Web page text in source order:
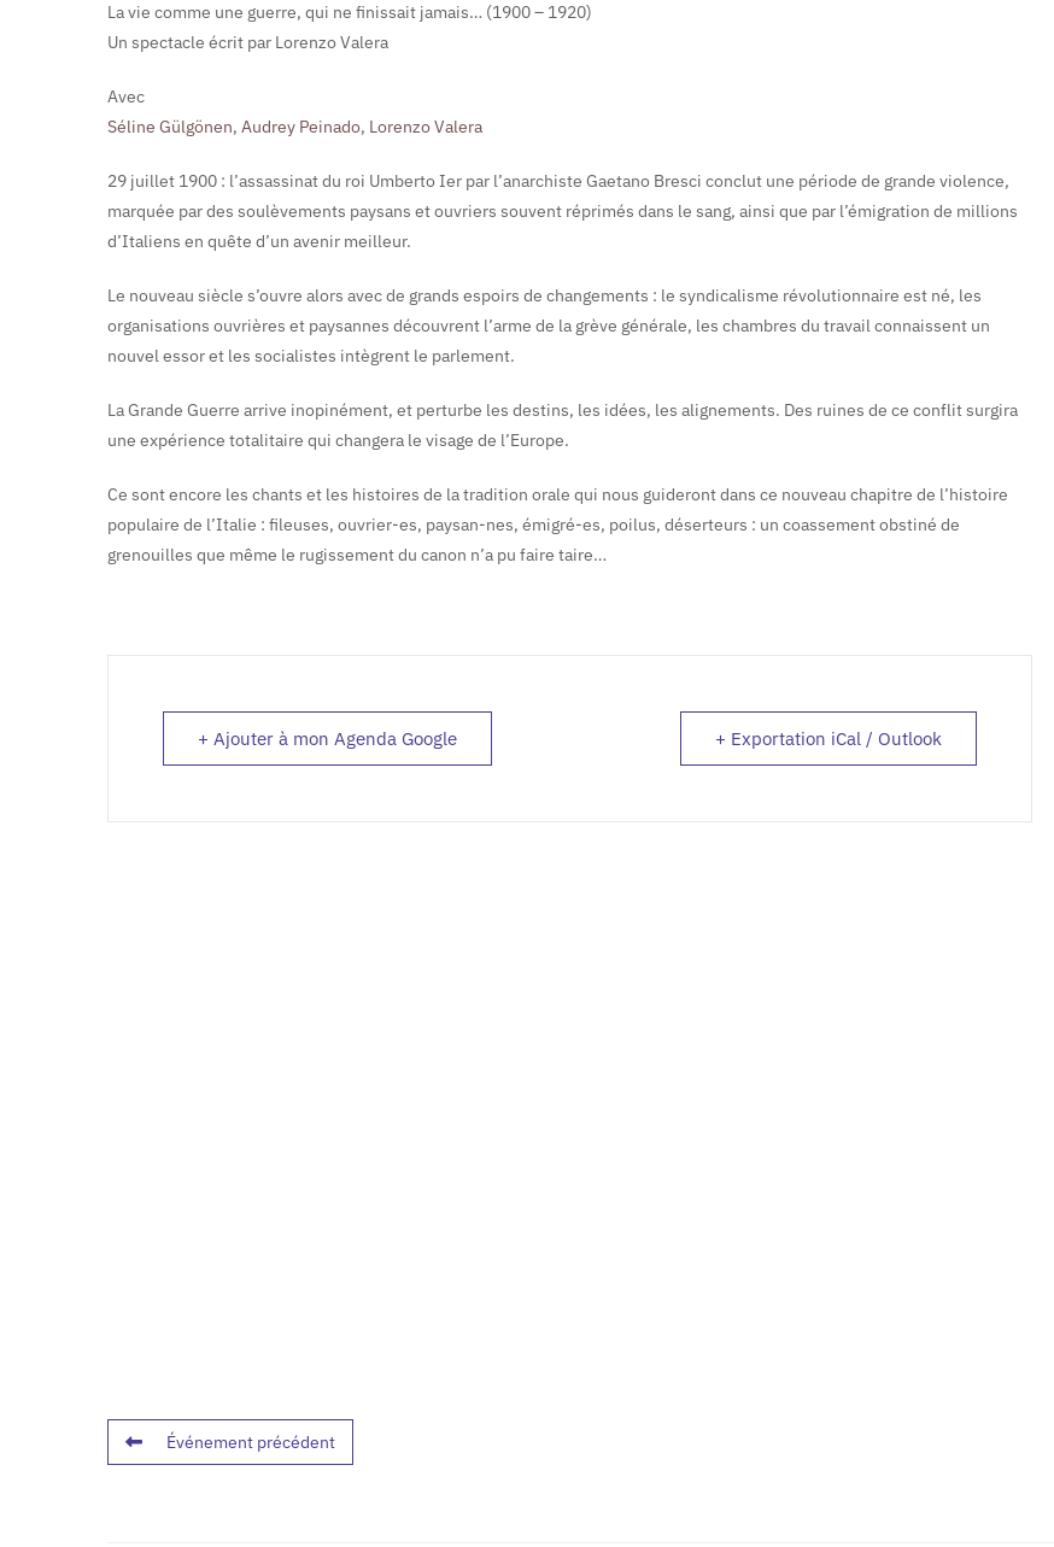
La vie comme une guerre, qui ne finissait jamais… (1900 – 1920)
Un spectacle écrit par Lorenzo Valera
Avec
Séline Gülgönen, Audrey Peinado, Lorenzo Valera
29 juillet 1900 : l’assassinat du roi Umberto Ier par l’anarchiste Gaetano Bresci conclut une période de grande violence,
marquée par des soulèvements paysans et ouvriers souvent réprimés dans le sang, ainsi que par l’émigration de millions
d’Italiens en quête d’un avenir meilleur.
Le nouveau siècle s’ouvre alors avec de grands espoirs de changements : le syndicalisme révolutionnaire est né, les
organisations ouvrières et paysannes découvrent l’arme de la grève générale, les chambres du travail connaissent un
nouvel essor et les socialistes intègrent le parlement.
La Grande Guerre arrive inopinément, et perturbe les destins, les idées, les alignements. Des ruines de ce conflit surgira
une expérience totalitaire qui changera le visage de l’Europe.
Ce sont encore les chants et les histoires de la tradition orale qui nous guideront dans ce nouveau chapitre de l’histoire
populaire de l’Italie : fileuses, ouvrier-es, paysan-nes, émigré-es, poilus, déserteurs : un coassement obstiné de
grenouilles que même le rugissement du canon n’a pu faire taire…
+ Ajouter à mon Agenda Google + Exportation iCal / Outlook
Événement précédent